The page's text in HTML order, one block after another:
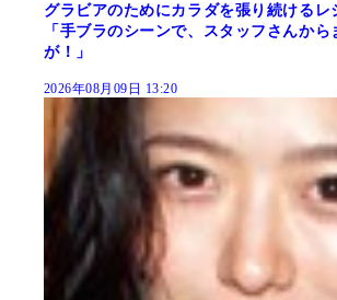
グラビアのためにカラダを張り続けるレ
「手ブラのシーンで、スタッフさんから
が！」
2026年08月09日 13:20